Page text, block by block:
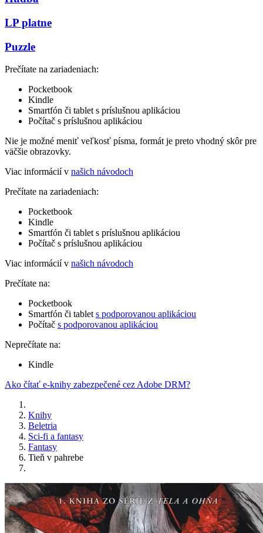
LP platne
Puzzle
Prečítate na zariadeniach:
Pocketbook
Kindle
Smartfón či tablet s príslušnou aplikáciou
Počítač s príslušnou aplikáciou
Nie je možné meniť veľkosť písma, formát je preto vhodný skôr pre
väčšie obrazovky.
Viac informácií v našich návodoch
Prečítate na zariadeniach:
Pocketbook
Kindle
Smartfón či tablet s príslušnou aplikáciou
Počítač s príslušnou aplikáciou
Viac informácií v našich návodoch
Prečítate na:
Pocketbook
Smartfón či tablet s podporovanou aplikáciou
Počítač s podporovanou aplikáciou
Neprečítate na:
Kindle
Ako čítať e-knihy zabezpečené cez Adobe DRM?
Knihy
Beletria
Sci-fi a fantasy
Fantasy
Tieň v pahrebe